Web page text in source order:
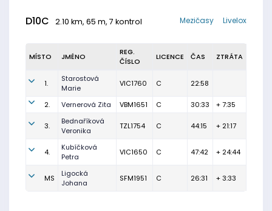
D10C 2.10 km, 65 m, 7 kontrol Livelox
Mezičasy
MÍSTO JMÉNO
REG.
ČÍSLO
LICENCE ČAS ZTRÁTA
1.
Starostová
Marie
VIC1760 C 22:58
2. Vernerová Zita VBM1651 C 30:33 + 7:35
3.
Bednaříková
Veronika
TZL1754 C 44:15 + 21:17
4.
Kubíčková
Petra
VIC1650 C 47:42 + 24:44
MS
Ligocká
Johana
SFM1951 C 26:31 + 3:33